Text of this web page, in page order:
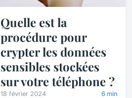
Quelle est la
procédure pour
crypter les données
sensibles stockées
sur votre téléphone ?
18 février 2024 6 min